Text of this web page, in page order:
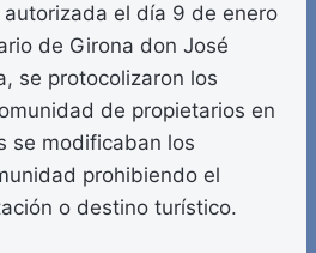
el día 9 de enero
de Girona don José
se protocolizaron los
de propietarios en
se modificaban los
prohibiendo el
o destino turístico.